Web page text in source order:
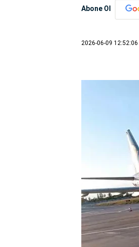
Abone Ol
2026-06-09 12:52:06